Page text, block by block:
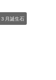
３月誕生石